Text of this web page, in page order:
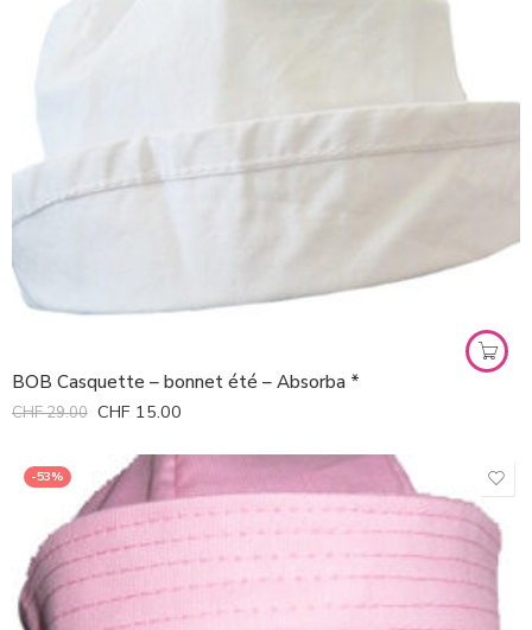
BOB Casquette – bonnet été – Absorba *
CHF29.00 CHF 15.00
-53%